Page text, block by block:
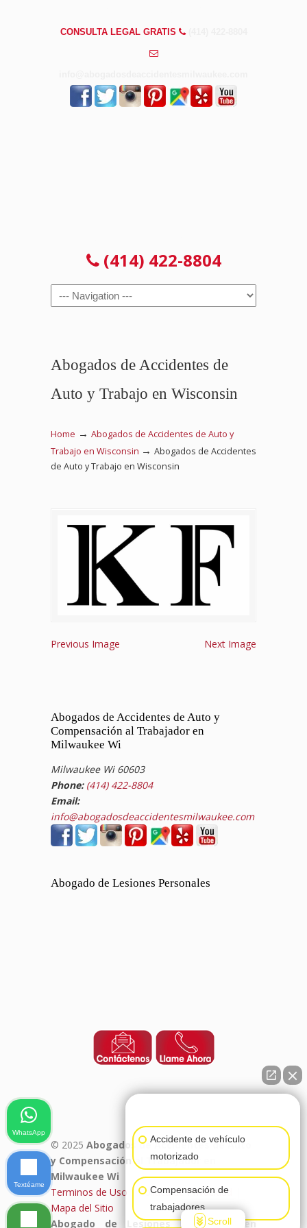
CONSULTA LEGAL GRATIS
(414) 422-8804
Navigation
Abogados de Accidentes de
Auto y Trabajo en Wisconsin
Home → Abogados de Accidentes de Auto y
Trabajo en Wisconsin → Abogados de Accidentes
de Auto y Trabajo en Wisconsin
Previous Image Next Image
Abogados de Accidentes de Auto y
Compensación al Trabajador en
Milwaukee Wi
Milwaukee Wi 60603
Phone: (414) 422-8804
Email:
info@abogadosdeaccidentesmilwaukee.com
Abogado de Lesiones Personales
© 2025 Abogados de Accidentes de Auto
y Compensación al Trabajador en
Milwaukee Wi
Terminos de Uso | Politica de Privacidad
Mapa del Sitio
Abogado de Lesiones Personales en
Accidente de vehículo
motorizado
Compensación de
trabajadores
Scroll
WhatsApp
Textéame